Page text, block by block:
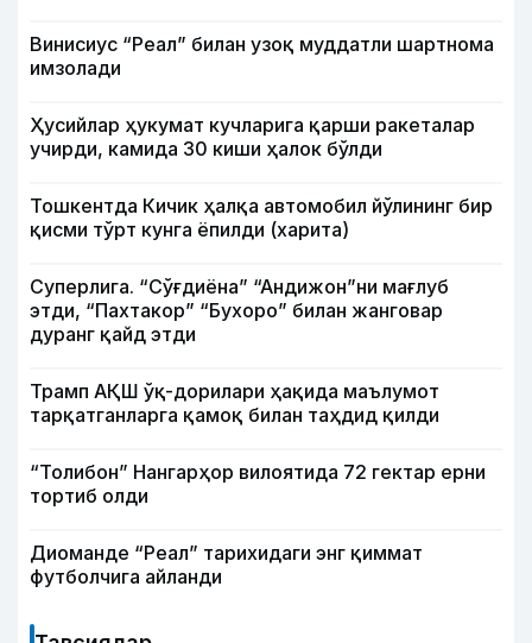
Винисиус “Реал” билан узоқ муддатли шартнома
имзолади
Ҳусийлар ҳукумат кучларига қарши ракеталар
учирди, камида 30 киши ҳалок бўлди
Тошкентда Кичик ҳалқа автомобил йўлининг бир
қисми тўрт кунга ёпилди (харита)
Суперлига. “Сўғдиёна” “Андижон”ни мағлуб
этди, “Пахтакор” “Бухоро” билан жанговар
дуранг қайд этди
Трамп АҚШ ўқ-дорилари ҳақида маълумот
тарқатганларга қамоқ билан таҳдид қилди
“Толибон” Нангарҳор вилоятида 72 гектар ерни
тортиб олди
Диоманде “Реал” тарихидаги энг қиммат
футболчига айланди